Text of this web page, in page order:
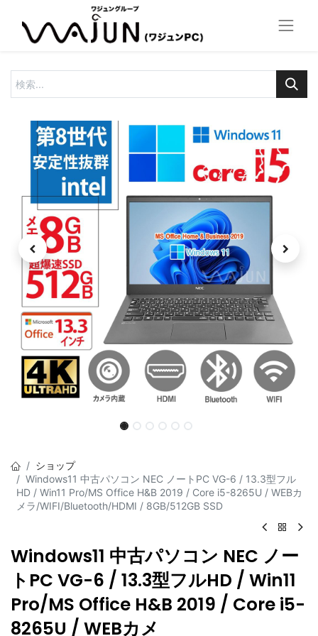
ショップ
Windows11 中古パソコン NEC ノートPC VG-6 / 13.3型フル
HD / Win11 Pro/MS Office H&B 2019 / Core i5-8265U / WEBカ
メラ/WIFI/Bluetooth/HDMI / 8GB/512GB SSD
Windows11 中古パソコン NEC ノー
トPC VG-6 / 13.3型フルHD / Win11
Pro/MS Office H&B 2019 / Core i5-
8265U / WEBカメ